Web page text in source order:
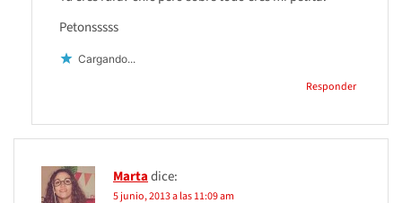
Petonsssss
Cargando...
Responder
Martadice:
5 junio, 2013 a las 11:09 am